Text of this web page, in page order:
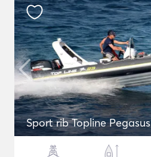
Sport rib Topline Pegasus